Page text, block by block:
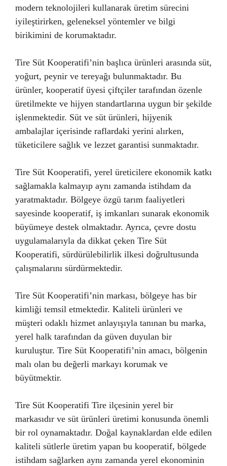
modern teknolojileri kullanarak üretim sürecini
iyileştirirken, geleneksel yöntemler ve bilgi
birikimini de korumaktadır.
Tire Süt Kooperatifi’nin başlıca ürünleri arasında süt,
yoğurt, peynir ve tereyağı bulunmaktadır. Bu
ürünler, kooperatif üyesi çiftçiler tarafından özenle
üretilmekte ve hijyen standartlarına uygun bir şekilde
işlenmektedir. Süt ve süt ürünleri, hijyenik
ambalajlar içerisinde raflardaki yerini alırken,
tüketicilere sağlık ve lezzet garantisi sunmaktadır.
Tire Süt Kooperatifi, yerel üreticilere ekonomik katkı
sağlamakla kalmayıp aynı zamanda istihdam da
yaratmaktadır. Bölgeye özgü tarım faaliyetleri
sayesinde kooperatif, iş imkanları sunarak ekonomik
büyümeye destek olmaktadır. Ayrıca, çevre dostu
uygulamalarıyla da dikkat çeken Tire Süt
Kooperatifi, sürdürülebilirlik ilkesi doğrultusunda
çalışmalarını sürdürmektedir.
Tire Süt Kooperatifi’nin markası, bölgeye has bir
kimliği temsil etmektedir. Kaliteli ürünleri ve
müşteri odaklı hizmet anlayışıyla tanınan bu marka,
yerel halk tarafından da güven duyulan bir
kuruluştur. Tire Süt Kooperatifi’nin amacı, bölgenin
malı olan bu değerli markayı korumak ve
büyütmektir.
Tire Süt Kooperatifi Tire ilçesinin yerel bir
markasıdır ve süt ürünleri üretimi konusunda önemli
bir rol oynamaktadır. Doğal kaynaklardan elde edilen
kaliteli sütlerle üretim yapan bu kooperatif, bölgede
istihdam sağlarken aynı zamanda yerel ekonominin